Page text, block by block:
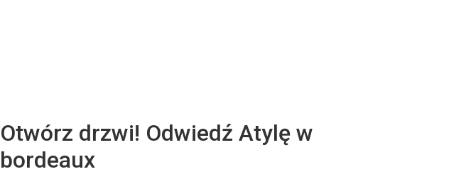
Otwórz drzwi! Odwiedź Atylę w
bordeaux